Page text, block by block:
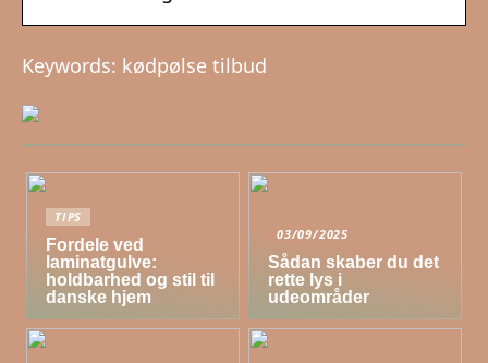
Keywords: kødpølse tilbud
TIPS
Fordele ved
laminatgulve:
holdbarhed og stil til
danske hjem
03/09/2025
Sådan skaber du det
rette lys i
udeområder